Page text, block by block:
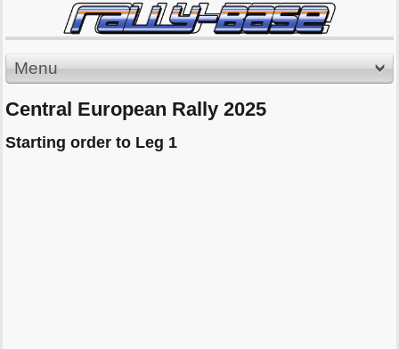
Menu
Central European Rally 2025
Starting order to Leg 1